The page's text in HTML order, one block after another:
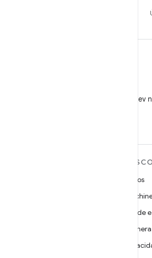
Siga @AndroidDev
Jogos
Saúde